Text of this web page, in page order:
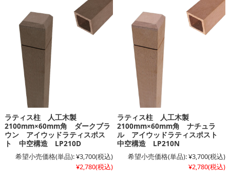
ラティス柱 人工木製
2100mm×60mm角 ダークブラ
ウン アイウッドラティスポス
ト 中空構造 LP210D
希望小売価格(単品):¥3,700(税込)
¥2,780(税込)
ラティス柱 人工木製
2100mm×60mm角 ナチュラ
ル アイウッドラティスポスト
中空構造 LP210N
希望小売価格(単品):¥3,700(税込)
¥2,780(税込)